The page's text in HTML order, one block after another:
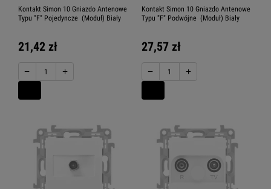
Kontakt Simon 10 Gniazdo Antenowe
Typu "F" Pojedyncze (Moduł) Biały
21,42 zł
− +
Kontakt Simon 10 Gniazdo Antenowe
Typu "F" Podwójne (Moduł) Biały
27,57 zł
− +